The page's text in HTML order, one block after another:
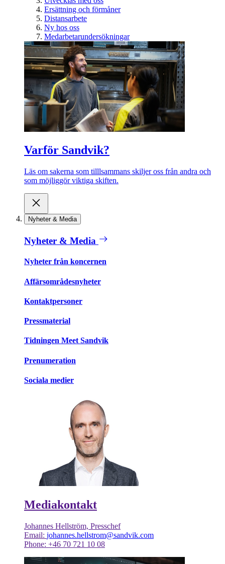
Ersättning och förmåner
Distansarbete
Ny hos oss
Medarbetarundersökningar
Varför Sandvik?
Läs om sakerna som tilllsammans skiljer oss från andra och
som möjliggör viktiga skiften.
Nyheter & Media
Nyheter & Media
Nyheter från koncernen
Affärsområdesnyheter
Kontaktpersoner
Pressmaterial
Tidningen Meet Sandvik
Prenumeration
Sociala medier
Mediakontakt
Johannes Hellström, Presschef
Email: johannes.hellstrom@sandvik.com
Phone: +46 70 721 10 08